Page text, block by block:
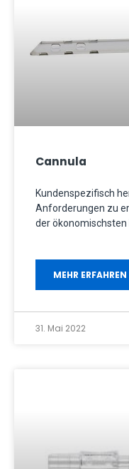
Cannula
Kundenspezifisch
Anforderungen zu
der ökonomischsten
MEHR ERFAHREN
31. Mai 2022